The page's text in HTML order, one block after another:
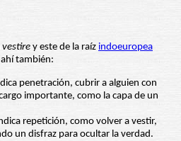
vestire y este de la raíz indoeuropea
también:
penetración, cubrir a alguien con
importante, como la capa de un
repetición, como volver a vestir,
un disfraz para ocultar la verdad.